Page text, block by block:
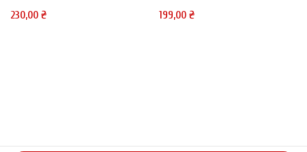
230,00 ₴ 199,00 ₴